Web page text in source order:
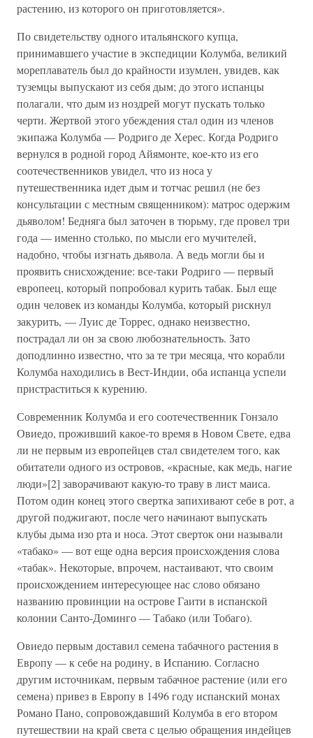
растению, из которого он приготовляется».
По свидетельству одного итальянского купца,
принимавшего участие в экспедиции Колумба, великий
мореплаватель был до крайности изумлен, увидев, как
туземцы выпускают из себя дым; до этого испанцы
полагали, что дым из ноздрей могут пускать только
черти. Жертвой этого убеждения стал один из членов
экипажа Колумба — Родриго де Херес. Когда Родриго
вернулся в родной город Айямонте, кое-кто из его
соотечественников увидел, что из носа у
путешественника идет дым и тотчас решил (не без
консультации с местным священником): матрос одержим
дьяволом! Бедняга был заточен в тюрьму, где провел три
года — именно столько, по мысли его мучителей,
надобно, чтобы изгнать дьявола. А ведь могли бы и
проявить снисхождение: все-таки Родриго — первый
европеец, который попробовал курить табак. Был еще
один человек из команды Колумба, который рискнул
закурить, — Луис де Торрес, однако неизвестно,
пострадал ли он за свою любознательность. Зато
доподлинно известно, что за те три месяца, что корабли
Колумба находились в Вест-Индии, оба испанца успели
пристраститься к курению.
Современник Колумба и его соотечественник Гонзало
Овиедо, проживший какое-то время в Новом Свете, едва
ли не первым из европейцев стал свидетелем того, как
обитатели одного из островов, «красные, как медь, нагие
люди»[2] заворачивают какую-то траву в лист маиса.
Потом один конец этого свертка запихивают себе в рот, а
другой поджигают, после чего начинают выпускать
клубы дыма изо рта и носа. Этот сверток они называли
«табако» — вот еще одна версия происхождения слова
«табак». Некоторые, впрочем, настаивают, что своим
происхождением интересующее нас слово обязано
названию провинции на острове Гаити в испанской
колонии Санто-Доминго — Табако (или Тобаго).
Овиедо первым доставил семена табачного растения в
Европу — к себе на родину, в Испанию. Согласно
другим источникам, первым табачное растение (или его
семена) привез в Европу в 1496 году испанский монах
Романо Пано, сопровождавший Колумба в его втором
путешествии на край света с целью обращения индейцев